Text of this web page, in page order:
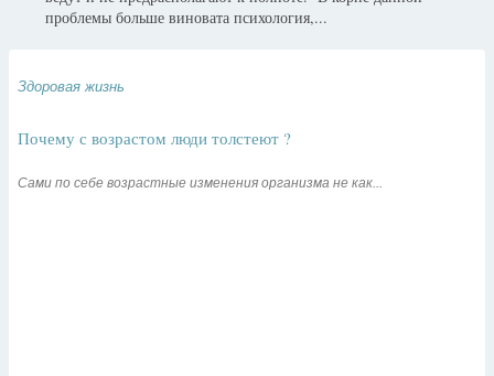
проблемы больше виновата психология,...
Здоровая жизнь
Почему с возрастом люди толстеют ?
Сами по себе возрастные изменения организма не как...